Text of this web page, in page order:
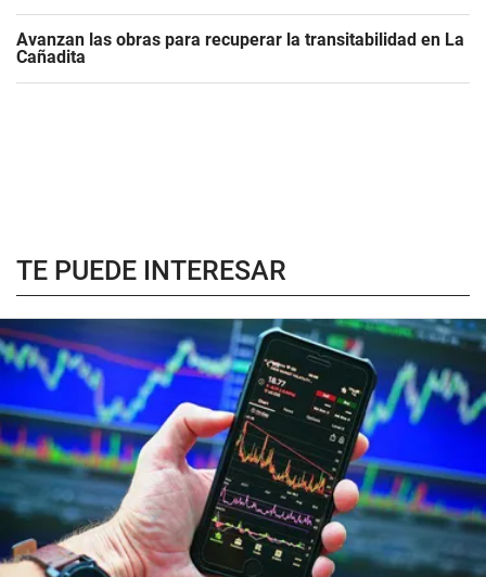
Avanzan las obras para recuperar la transitabilidad en La
Cañadita
TE PUEDE INTERESAR